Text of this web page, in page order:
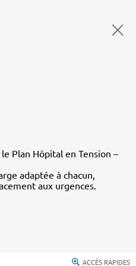
Plan Hôpital en Tension –
adaptée à chacun,
aux urgences.
ACCÈS RAPIDES